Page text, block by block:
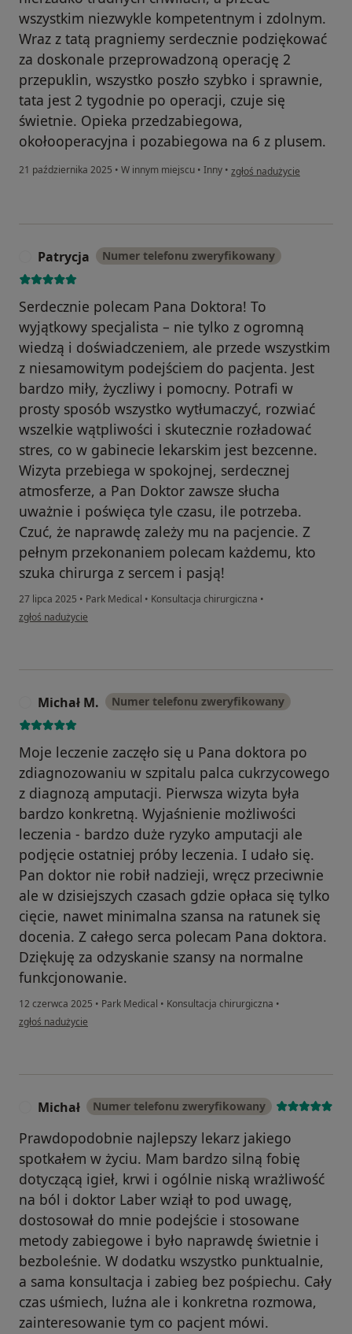
wszystkim niezwykle kompetentnym i zdolnym.
Wraz z tatą pragniemy serdecznie podziękować
za doskonale przeprowadzoną operację 2
przepuklin, wszystko poszło szybko i sprawnie,
tata jest 2 tygodnie po operacji, czuje się
świetnie. Opieka przedzabiegowa,
okołooperacyjna i pozabiegowa na 6 z plusem.
21 października 2025 • W innym miejscu • Inny • w opinii użytkownika
zgłoś nadużycie
Patrycja Numer telefonu zweryfikowany
Serdecznie polecam Pana Doktora! To
wyjątkowy specjalista – nie tylko z ogromną
wiedzą i doświadczeniem, ale przede wszystkim
z niesamowitym podejściem do pacjenta. Jest
bardzo miły, życzliwy i pomocny. Potrafi w
prosty sposób wszystko wytłumaczyć, rozwiać
wszelkie wątpliwości i skutecznie rozładować
stres, co w gabinecie lekarskim jest bezcenne.
Wizyta przebiega w spokojnej, serdecznej
atmosferze, a Pan Doktor zawsze słucha
uważnie i poświęca tyle czasu, ile potrzeba.
Czuć, że naprawdę zależy mu na pacjencie. Z
pełnym przekonaniem polecam każdemu, kto
szuka chirurga z sercem i pasją!
27 lipca 2025 • Park Medical • Konsultacja chirurgiczna •
w opinii użytkownika Patrycja
zgłoś nadużycie
Michał M. Numer telefonu zweryfikowany
Moje leczenie zaczęło się u Pana doktora po
zdiagnozowaniu w szpitalu palca cukrzycowego
z diagnozą amputacji. Pierwsza wizyta była
bardzo konkretną. Wyjaśnienie możliwości
leczenia - bardzo duże ryzyko amputacji ale
podjęcie ostatniej próby leczenia. I udało się.
Pan doktor nie robił nadzieji, wręcz przeciwnie
ale w dzisiejszych czasach gdzie opłaca się tylko
cięcie, nawet minimalna szansa na ratunek się
docenia. Z całego serca polecam Pana doktora.
Dziękuję za odzyskanie szansy na normalne
funkcjonowanie.
12 czerwca 2025 • Park Medical • Konsultacja chirurgiczna •
w opinii użytkownika Michał M.
zgłoś nadużycie
Michał Numer telefonu zweryfikowany
Prawdopodobnie najlepszy lekarz jakiego
spotkałem w życiu. Mam bardzo silną fobię
dotyczącą igieł, krwi i ogólnie niską wrażliwość
na ból i doktor Laber wziął to pod uwagę,
dostosował do mnie podejście i stosowane
metody zabiegowe i było naprawdę świetnie i
bezboleśnie. W dodatku wszystko punktualnie,
a sama konsultacja i zabieg bez pośpiechu. Cały
czas uśmiech, luźna ale i konkretna rozmowa,
zainteresowanie tym co pacjent mówi.